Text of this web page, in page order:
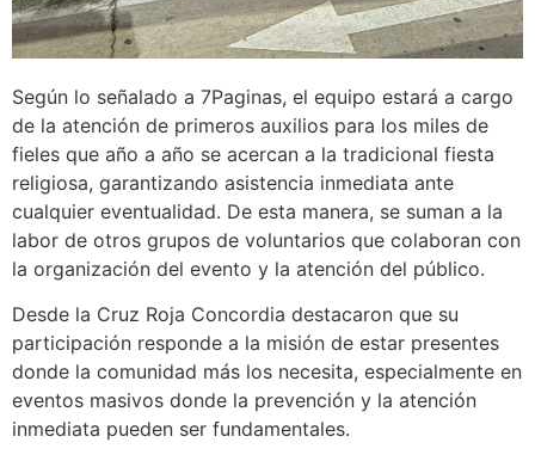
Según lo señalado a 7Paginas, el equipo estará a cargo
de la atención de primeros auxilios para los miles de
fieles que año a año se acercan a la tradicional fiesta
religiosa, garantizando asistencia inmediata ante
cualquier eventualidad. De esta manera, se suman a la
labor de otros grupos de voluntarios que colaboran con
la organización del evento y la atención del público.
Desde la Cruz Roja Concordia destacaron que su
participación responde a la misión de estar presentes
donde la comunidad más los necesita, especialmente en
eventos masivos donde la prevención y la atención
inmediata pueden ser fundamentales.